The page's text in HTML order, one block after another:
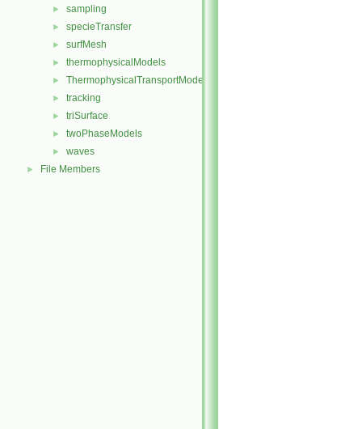
► sampling
► specieTransfer
► surfMesh
► thermophysicalModels
► ThermophysicalTransportModels
► tracking
► triSurface
► twoPhaseModels
► waves
► File Members